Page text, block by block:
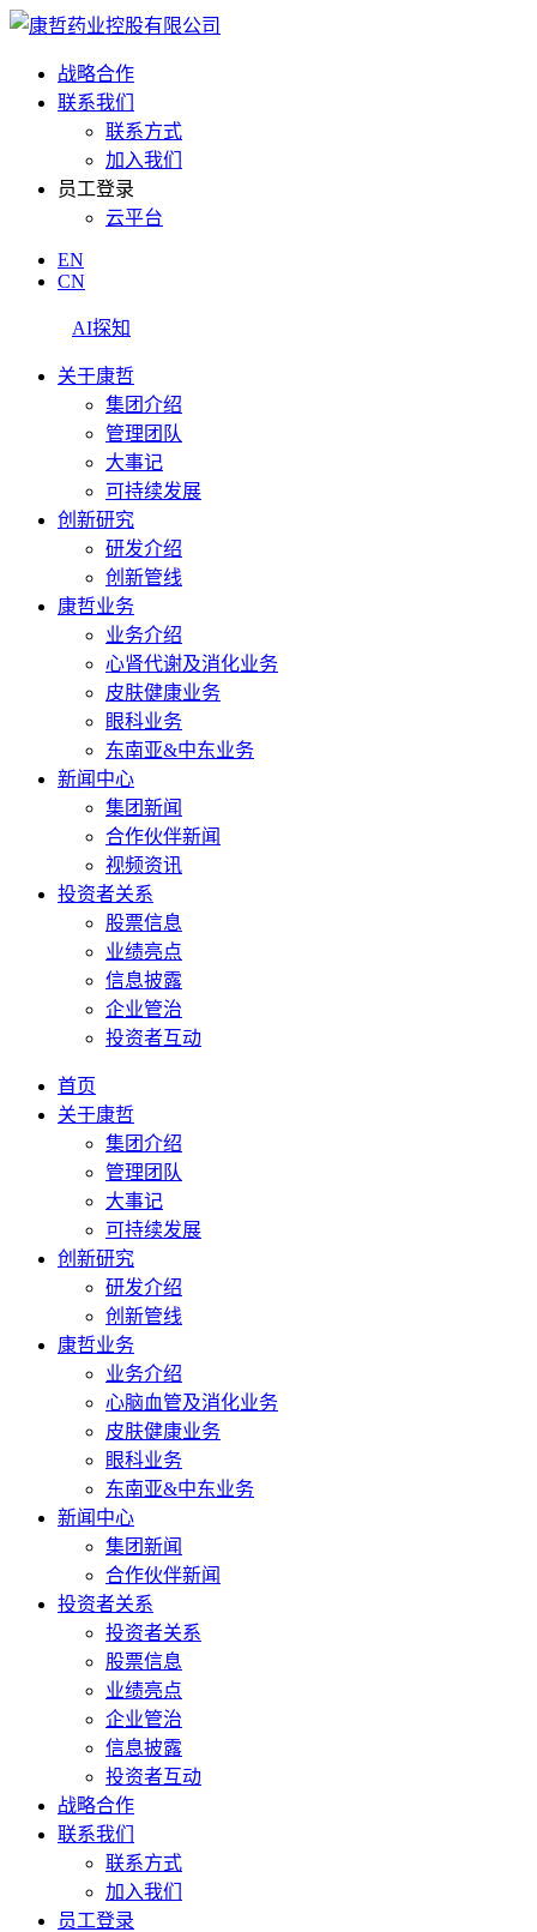
战略合作
联系我们
联系方式
加入我们
员工登录
云平台
EN
CN
AI探知
关于康哲
集团介绍
管理团队
大事记
可持续发展
创新研究
研发介绍
创新管线
康哲业务
业务介绍
心肾代谢及消化业务
皮肤健康业务
眼科业务
东南亚&中东业务
新闻中心
集团新闻
合作伙伴新闻
视频资讯
投资者关系
股票信息
业绩亮点
信息披露
企业管治
投资者互动
首页
关于康哲
集团介绍
管理团队
大事记
可持续发展
创新研究
研发介绍
创新管线
康哲业务
业务介绍
心脑血管及消化业务
皮肤健康业务
眼科业务
东南亚&中东业务
新闻中心
集团新闻
合作伙伴新闻
投资者关系
投资者关系
股票信息
业绩亮点
企业管治
信息披露
投资者互动
战略合作
联系我们
联系方式
加入我们
员工登录